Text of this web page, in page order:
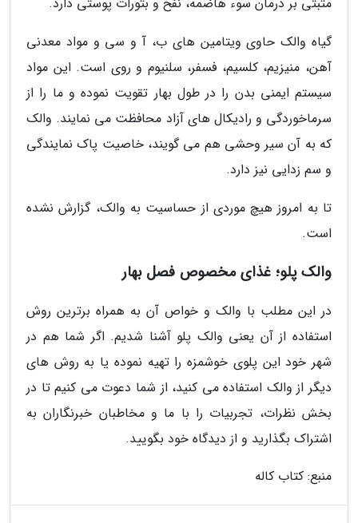
گیاه والک حاوی ویتامین های ب، آ و سی و مواد معدنی
آهن، منیزیم، کلسیم، فسفر، سلنیوم و روی است. این مواد
سیستم ایمنی بدن را در طول بهار تقویت نموده و ما را از
سرماخوردگی و رادیکال های آزاد محافظت می نمایند. والک
که به آن سیر وحشی هم می گویند، خاصیت پاک نمایندگی
و سم زدایی نیز دارد.
تا به امروز هیچ موردی از حساسیت به والک، گزارش نشده
است.
والک پلو؛ غذای مخصوص فصل بهار
در این مطلب با والک و خواص آن به همراه برترین روش
استفاده از آن یعنی والک پلو آشنا شدیم. اگر شما هم در
شهر خود این پلوی خوشمزه را تهیه نموده یا به روش های
دیگر از والک استفاده می کنید، از شما دعوت می کنیم تا در
بخش نظرات، تجربیات را با ما و مخاطبان خبرنگاران به
اشتراک بگذارید و از دیدگاه خود بگویید.
منبع: کتاب کاله